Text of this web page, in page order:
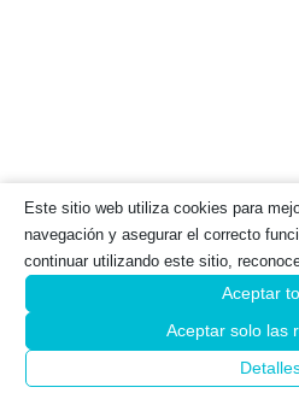
Este sitio web utiliza cookies para
navegación y asegurar el correcto
continuar utilizando este sitio,
Aceptar
Aceptar solo las